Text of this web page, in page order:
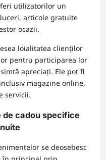
utilizatorilor un
articole gratuite
ocazii.
loialitatea clienților
pentru participarea lor
apreciați. Ele pot fi
magazine online,
servicii.
cadou specifice
se deosebesc